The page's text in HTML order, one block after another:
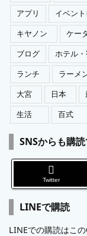
アプリ
イベン
キヤノン
ケー
ブログ
ホテル
ランチ
ラーメ
大宮
日本
生活
百式
SNSからも購読
Twitter
LINEで購読
LINEでの購読はこの